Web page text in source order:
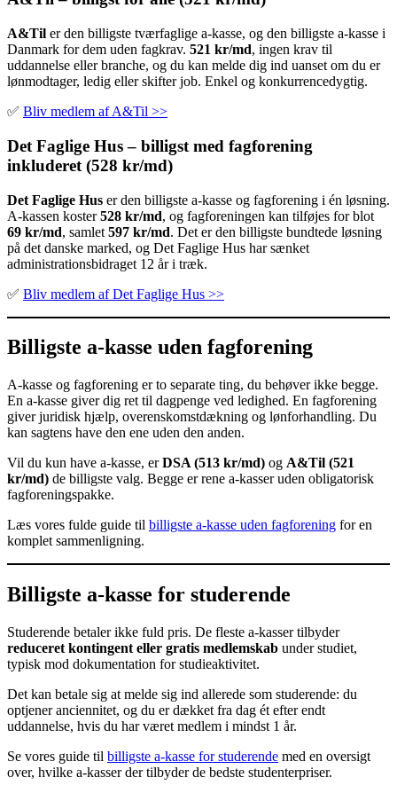
A&Til er den billigste tværfaglige a-kasse, og den billigste a-kasse i
Danmark for dem uden fagkrav. 521 kr/md, ingen krav til
uddannelse eller branche, og du kan melde dig ind uanset om du er
lønmodtager, ledig eller skifter job. Enkel og konkurrencedygtig.
✅ Bliv medlem af A&Til >>
Det Faglige Hus – billigst med fagforening
inkluderet (528 kr/md)
Det Faglige Hus er den billigste a-kasse og fagforening i én løsning.
A-kassen koster528 kr/md, og fagforeningen kan tilføjes for blot
69 kr/md, samlet 597 kr/md. Det er den billigste bundtede løsning
på det danske marked, og Det Faglige Hus har sænket
administrationsbidraget 12 år i træk.
✅ Bliv medlem af Det Faglige Hus >>
Billigste a-kasse uden fagforening
A-kasse og fagforening er to separate ting, du behøver ikke begge.
En a-kasse giver dig ret til dagpenge ved ledighed. En fagforening
giver juridisk hjælp, overenskomstdækning og lønforhandling. Du
kan sagtens have den ene uden den anden.
Vil du kun have a-kasse, erDSA (513 kr/md) og A&Til (521
kr/md) de billigste valg. Begge er rene a-kasser uden obligatorisk
fagforeningspakke.
Læs vores fulde guide til billigste a-kasse uden fagforening for en
komplet sammenligning.
Billigste a-kasse for studerende
Studerende betaler ikke fuld pris. De fleste a-kasser tilbyder
reduceret kontingent eller gratis medlemskab under studiet,
typisk mod dokumentation for studieaktivitet.
Det kan betale sig at melde sig ind allerede som studerende: du
optjener anciennitet, og du er dækket fra dag ét efter endt
uddannelse, hvis du har været medlem i mindst 1 år.
Se vores guide til billigste a-kasse for studerende med en oversigt
over, hvilke a-kasser der tilbyder de bedste studenterpriser.